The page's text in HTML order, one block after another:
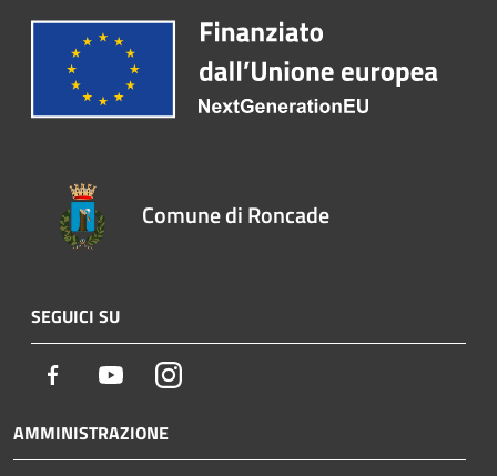
Comune di Roncade
SEGUICI SU
Facebook YoutubeInstagram
AMMINISTRAZIONE